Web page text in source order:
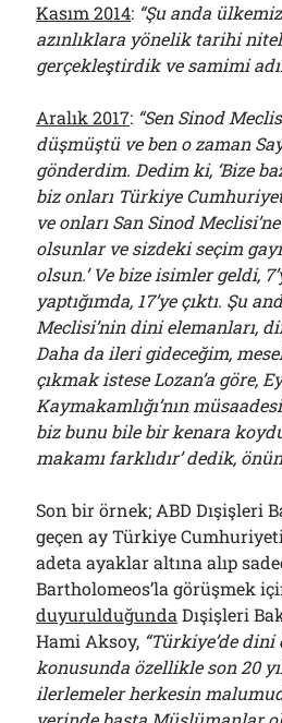
Kasım 2014: “Şu anda
azınlıklara yönelik tarihi
gerçekleştirdik ve samimi
Aralık 2017: “Sen Sinod
düşmüştü ve ben o zaman
gönderdim. Dedim ki, ‘Bize
biz onları Türkiye
ve onları San Sinod
olsunlar ve sizdeki seçim
olsun.’ Ve bize isimler geldi,
yaptığımda, 17’ye çıktı. Şu
Meclisi’nin dini elemanları,
Daha da ileri gideceğim,
çıkmak istese Lozan’a göre,
Kaymakamlığı’nın
biz bunu bile bir kenara
makamı farklıdır’ dedik,
Son bir örnek; ABD Dışişleri
geçen ay Türkiye Cumhuriyeti
adeta ayaklar altına alıp
Bartholomeos’la görüşmek
duyurulduğunda Dışişleri
Hami Aksoy, “Türkiye’de
konusunda özellikle son 20
ilerlemeler herkesin